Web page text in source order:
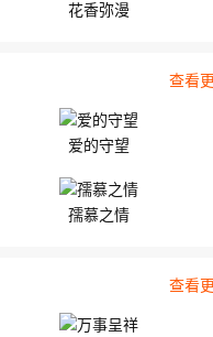
花香弥漫
查看
爱的守望
孺慕之情
查看